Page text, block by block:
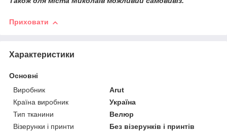
Приховати
Характеристики
Основні
Виробник
Arut
Країна виробник
Україна
Тип тканини
Велюр
Візерунки і принти
Без візерунків і принтів